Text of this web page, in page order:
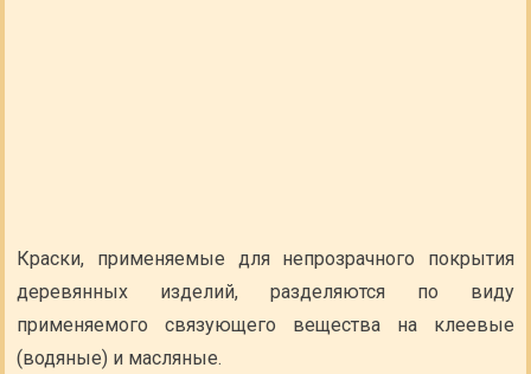
Краски, применяемые для непрозрачного покрытия
деревянных изделий, разделяются по виду
применяемого связующего вещества на клеевые
(водяные) и масляные.